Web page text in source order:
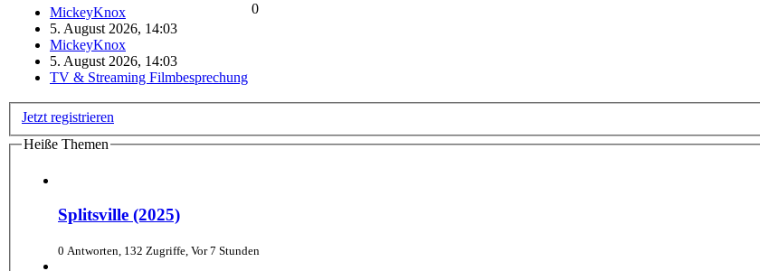
MickeyKnox
5. August 2026, 14:03
MickeyKnox
5. August 2026, 14:03
TV & Streaming Filmbesprechung
0
Jetzt registrieren
Heiße Themen
Splitsville (2025)
0 Antworten, 132 Zugriffe, Vor 7 Stunden